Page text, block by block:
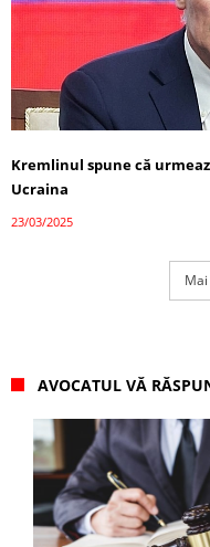
Kremlinul spune că
Ucraina
23/03/2025
AVOCATUL VĂ